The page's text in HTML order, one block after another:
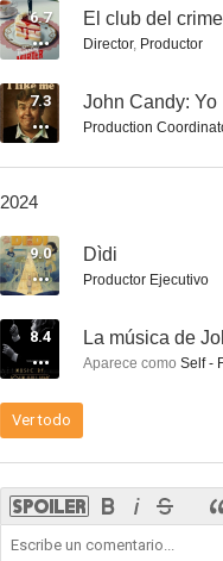
7.0
6.7 El club del
Director, Productor
7.3 John Candy: Yo
Production
2024
9.0 Dìdi
Productor Ejecutivo
8.4 La música de
Aparece como Self -
Ver todo